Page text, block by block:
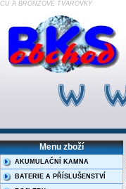
CU A BRONZOVÉ TVAROVKY
Menu zboží
AKUMULAČNÍ KAMNA
BATERIE A PŘÍSLUŠENSTVÍ